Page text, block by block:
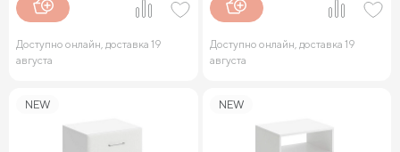
Доступно онлайн, доставка 19
августа
Доступно онлайн, доставка 19
августа
NEW NEW